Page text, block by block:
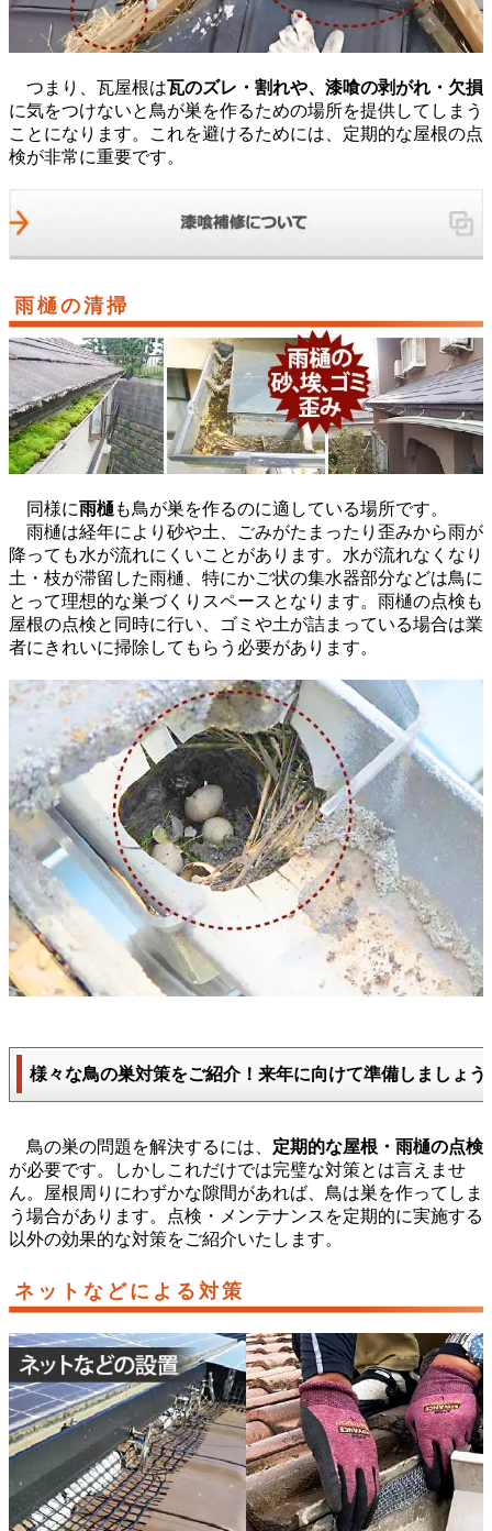
つまり、瓦屋根は瓦のズレ・割れや、漆喰の剥がれ・欠損
に気をつけないと鳥が巣を作るための場所を提供してしまう
ことになります。これを避けるためには、定期的な屋根の点
検が非常に重要です。
雨樋の清掃
同様に雨樋 も鳥が巣を作るのに適している場所です。
雨樋は経年により砂や土、ごみがたまったり歪みから雨が
降っても水が流れにくいことがあります。水が流れなくなり
土・枝が滞留した雨樋、特にかご状の集水器部分などは鳥に
とって理想的な巣づくりスペースとなります。雨樋の点検も
屋根の点検と同時に行い、ゴミや土が詰まっている場合は業
者にきれいに掃除してもらう必要があります。
様々な鳥の巣対策をご紹介！来年に向けて準備しましょう
鳥の巣の問題を解決するには、 定期的な屋根・雨樋の点検
が必要です。しかしこれだけでは完璧な対策とは言えませ
ん。屋根周りにわずかな隙間があれば、鳥は巣を作ってしま
う場合があります。点検・メンテナンスを定期的に実施する
以外の効果的な対策をご紹介いたします。
ネットなどによる対策